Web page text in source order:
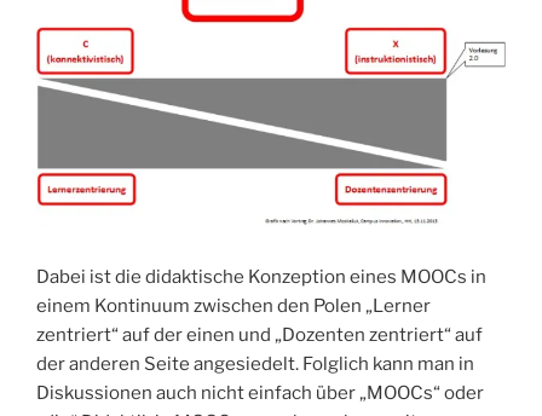
Dabei ist die didaktische Konzeption eines MOOCs in
einem Kontinuum zwischen den Polen „Lerner
zentriert“ auf der einen und „Dozenten zentriert“ auf
der anderen Seite angesiedelt. Folglich kann man in
Diskussionen auch nicht einfach über „MOOCs“ oder